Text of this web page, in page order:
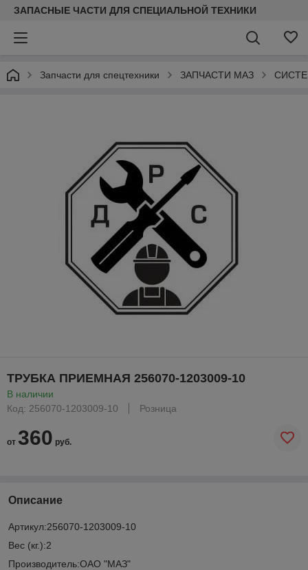
ЗАПАСНЫЕ ЧАСТИ ДЛЯ СПЕЦИАЛЬНОЙ ТЕХНИКИ
Запчасти для спецтехники ЗАПЧАСТИ МАЗ
ТРУБКА ПРИЕМНАЯ 256070-1203009-10
В наличии
Код: 256070-1203009-10
Розница
от 360 руб.
Описание
Артикул:256070-1203009-10
Вес (кг.):2
Производитель:ОАО "МАЗ"